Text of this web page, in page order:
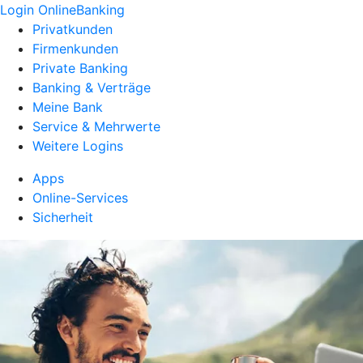
Login OnlineBanking
Privatkunden
Firmenkunden
Private Banking
Banking & Verträge
Meine Bank
Service & Mehrwerte
Weitere Logins
Apps
Online-Services
Sicherheit